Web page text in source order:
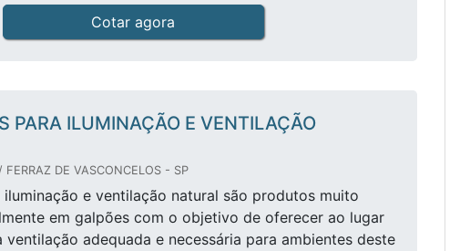
Cotar agora
PARA ILUMINAÇÃO E VENTILAÇÃO
FERRAZ DE VASCONCELOS - SP
e ventilação natural são produtos muito
em galpões com o objetivo de oferecer ao lugar
ventilação adequada e necessária para ambientes deste